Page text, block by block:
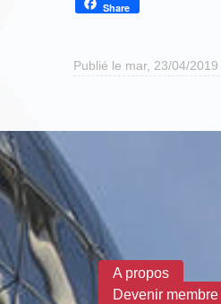
Share
Publié le mar, 23/04/
A propos
Devenir membre